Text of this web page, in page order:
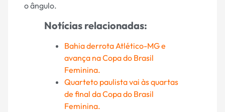
o ângulo.
Notícias relacionadas:
Bahia derrota Atlético-MG e
avança na Copa do Brasil
Feminina.
Quarteto paulista vai às quartas
de final da Copa do Brasil
Feminina.